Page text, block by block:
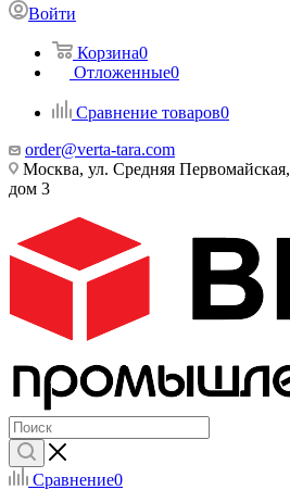
Войти
Корзина0
Отложенные0
Сравнение товаров0
order@verta-tara.com
Москва, ул. Средняя Первомайская,
дом 3
Сравнение0